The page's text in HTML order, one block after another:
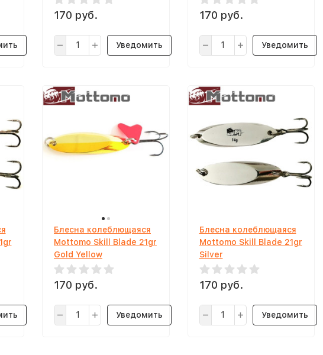
170 руб.
Уведомить
170 руб.
Уведомить
Блесна колеблющаяся
Mottomo Skill Blade 21gr
Gold Yellow
170 руб.
Уведомить
Блесна колеблющаяся
Mottomo Skill Blade 21gr
Silver
170 руб.
Уведомить